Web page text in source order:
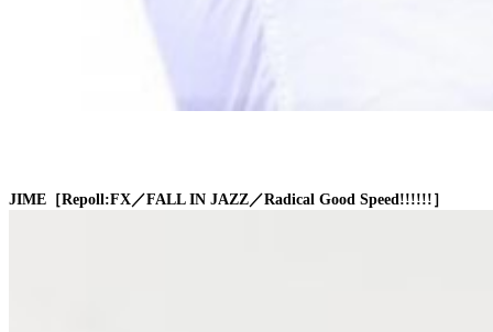
JIME［Repoll:FX／FALL IN JAZZ／Radical Good Speed!!!!!!］